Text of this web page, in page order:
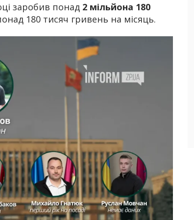
заробив понад 2 мільйона 180
180 тисяч гривень на місяць.